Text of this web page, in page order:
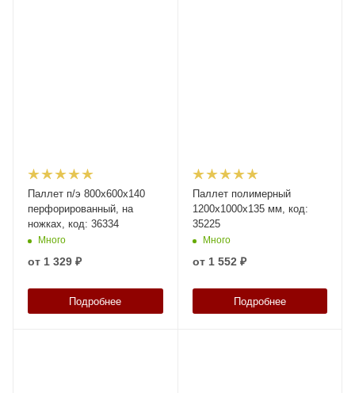
Паллет п/э 800х600х140
перфорированный, на
ножках, код: 36334
Много
от 1 329 ₽
Подробнее
Паллет полимерный
1200х1000х135 мм, код:
35225
Много
от 1 552 ₽
Подробнее